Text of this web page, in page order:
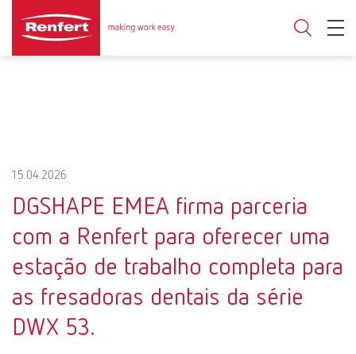
15.04.2026
DGSHAPE EMEA firma parceria
com a Renfert para oferecer uma
estação de trabalho completa para
as fresadoras dentais da série
DWX 53.